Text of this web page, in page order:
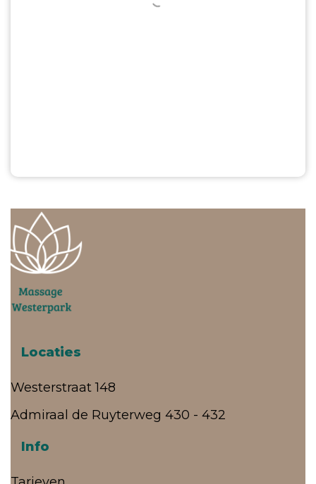
Locaties
Westerstraat 148
Admiraal de Ruyterweg 430 - 432
Info